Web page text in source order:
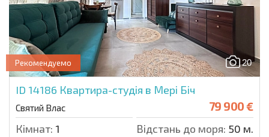
20
Рекомендуемо
ID 14186 Квартира-студія в Мері Біч
Святий Влас 79 900 €
Кімнат: 1 Відстань до моря: 50 м.